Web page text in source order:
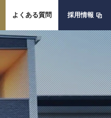
よくある質問 採用情報